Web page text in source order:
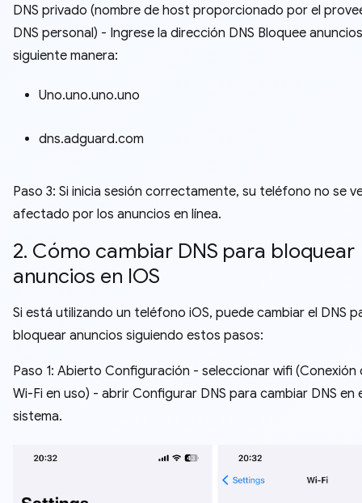
DNS privado (nombre de host proporcionado por el
DNS personal) - Ingrese la dirección DNS Bloquee
siguiente manera:
Uno.uno.uno.uno
dns.adguard.com
Paso 3: Si inicia sesión correctamente, su teléfono no se
afectado por los anuncios en línea.
2. Cómo cambiar DNS para bloquear
anuncios en IOS
Si está utilizando un teléfono iOS, puede cambiar el DNS
bloquear anuncios siguiendo estos pasos:
Paso 1: Abierto Configuración - seleccionar wifi (Conexión
Wi-Fi en uso) - abrir Configurar DNS para cambiar DNS en
sistema.